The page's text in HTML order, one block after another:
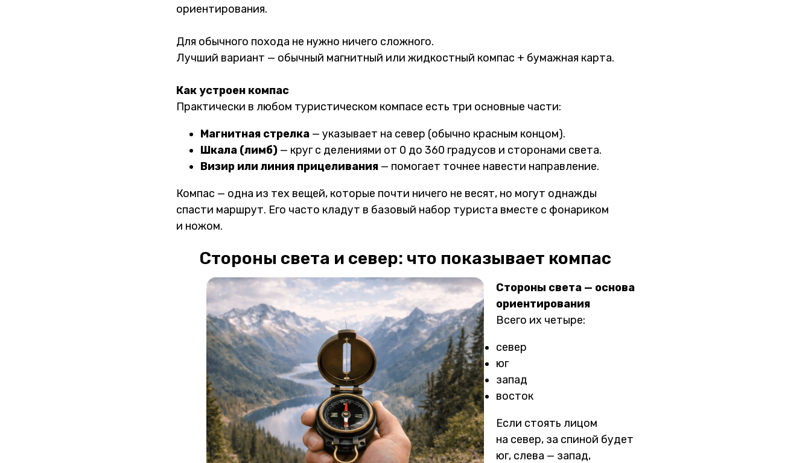
ориентирования.
Для обычного похода не нужно ничего сложного.
Лучший вариант — обычный магнитный или жидкостный компас + бумажная карта.
Как устроен компас
Практически в любом туристическом компасе есть три основные части:
Магнитная стрелка — указывает на север (обычно красным концом).
Шкала (лимб) — круг с делениями от 0 до 360 градусов и сторонами света.
Визир или линия прицеливания — помогает точнее навести направление.
Компас — одна из тех вещей, которые почти ничего не весят, но могут однажды
спасти маршрут. Его часто кладут в базовый набор туриста вместе с фонариком
и ножом.
Стороны света и север: что показывает компас
Стороны света — основа
ориентирования
Всего их четыре:
север
юг
запад
восток
Если стоять лицом
на север, за спиной будет
юг, слева — запад,